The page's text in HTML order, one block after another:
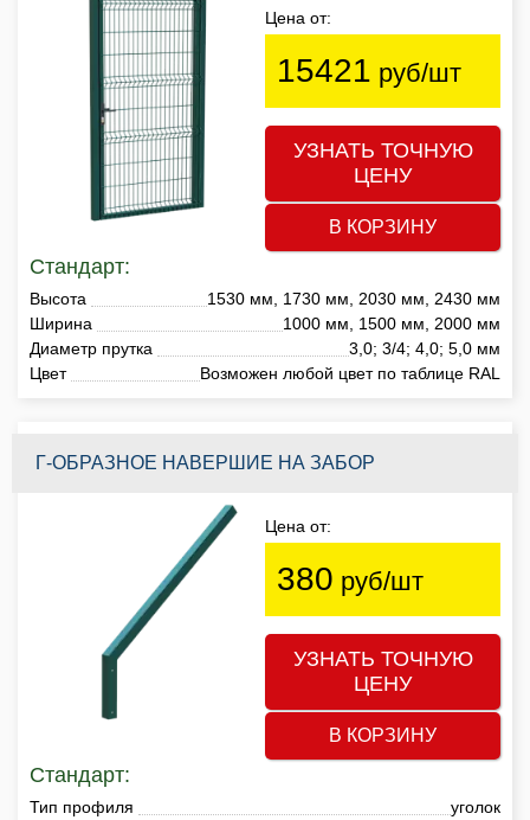
Цена от:
15421 руб/шт
УЗНАТЬ ТОЧНУЮ
ЦЕНУ
В КОРЗИНУ
Стандарт:
Высота
1530 мм, 1730 мм, 2030 мм, 2430 мм
Ширина
1000 мм, 1500 мм, 2000 мм
Диаметр прутка
3,0; 3/4; 4,0; 5,0 мм
Цвет
Возможен любой цвет по таблице RAL
Г-ОБРАЗНОЕ НАВЕРШИЕ НА ЗАБОР
Цена от:
380 руб/шт
УЗНАТЬ ТОЧНУЮ
ЦЕНУ
В КОРЗИНУ
Стандарт:
Тип профиля
уголок